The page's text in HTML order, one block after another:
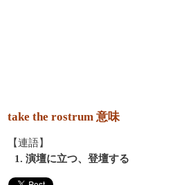
take the rostrum 意味
【連語】
1. 演壇に立つ、登壇する